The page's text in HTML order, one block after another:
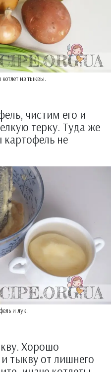
из тыквы.
чистим его и
терку. Туда же
картофель не
и лук.
Хорошо
тыкву от лишнего